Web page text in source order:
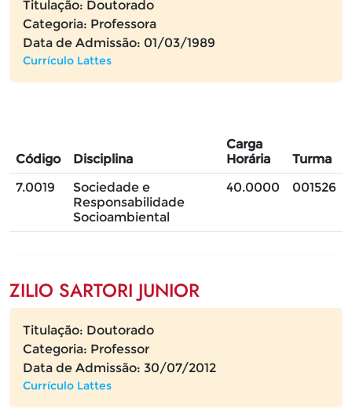
Titulação: Doutorado
Categoria: Professora
Data de Admissão: 01/03/1989
Currículo Lattes
Código Disciplina
Carga
Horária
Turma
7.0019
Sociedade e
Responsabilidade
Socioambiental
40.0000 001526
ZILIO SARTORI JUNIOR
Titulação: Doutorado
Categoria: Professor
Data de Admissão: 30/07/2012
Currículo Lattes